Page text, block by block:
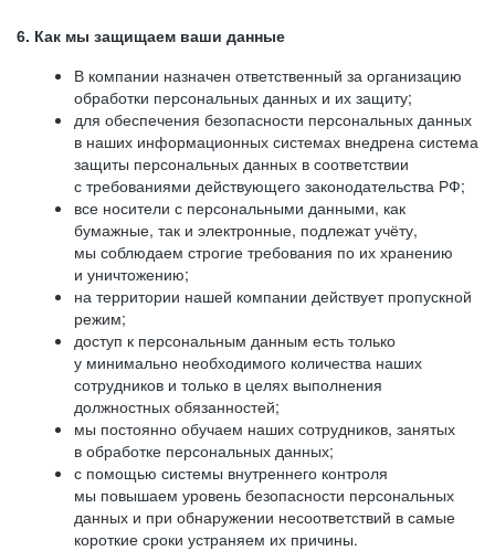
6. Как мы защищаем ваши данные
В компании назначен ответственный за организацию
обработки персональных данных и их защиту;
для обеспечения безопасности персональных данных
в наших информационных системах внедрена система
защиты персональных данных в соответствии
с требованиями действующего законодательства РФ;
все носители с персональными данными, как
бумажные, так и электронные, подлежат учёту,
мы соблюдаем строгие требования по их хранению
и уничтожению;
на территории нашей компании действует пропускной
режим;
доступ к персональным данным есть только
у минимально необходимого количества наших
сотрудников и только в целях выполнения
должностных обязанностей;
мы постоянно обучаем наших сотрудников, занятых
в обработке персональных данных;
с помощью системы внутреннего контроля
мы повышаем уровень безопасности персональных
данных и при обнаружении несоответствий в самые
короткие сроки устраняем их причины.